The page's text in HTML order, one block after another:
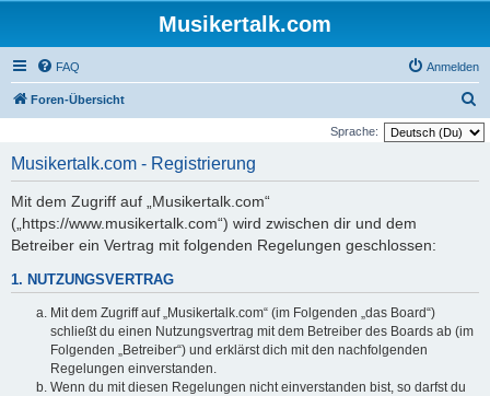
Musikertalk.com
FAQ Anmelden
Foren-Übersicht
u
Sprache:
Musikertalk.com - Registrierung
Mit dem Zugriff auf „Musikertalk.com“
(„https://www.musikertalk.com“) wird zwischen dir und dem
Betreiber ein Vertrag mit folgenden Regelungen geschlossen:
1. NUTZUNGSVERTRAG
Mit dem Zugriff auf „Musikertalk.com“ (im Folgenden „das Board“)
schließt du einen Nutzungsvertrag mit dem Betreiber des Boards ab (im
Folgenden „Betreiber“) und erklärst dich mit den nachfolgenden
Regelungen einverstanden.
Wenn du mit diesen Regelungen nicht einverstanden bist, so darfst du